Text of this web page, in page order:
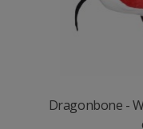
Dragonbone -